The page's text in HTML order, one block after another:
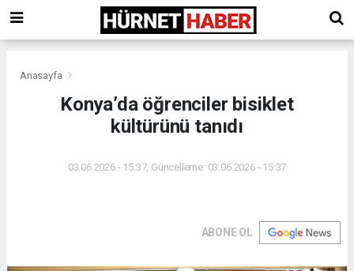
Anasayfa
Konya’da öğrenciler bisiklet
kültürünü tanıdı
03.06.2026 - 15:37, Güncelleme: 03.06.2026 - 15:37
ABONE OL